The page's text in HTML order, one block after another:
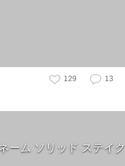
129 13
ーム ソリッド ステイク